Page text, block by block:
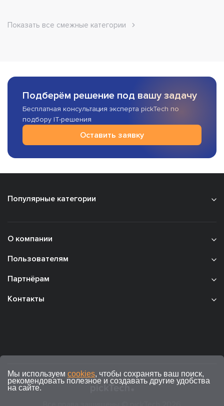
Показать все смежные категории
Подберём решение под вашу задачу
Бесплатная консультация эксперта pickTech по
подбору IT-решения
Оставить заявку
Популярные категории
О компании
Пользователям
Партнёрам
Контакты
Мы используем cookies, чтобы сохранять ваш поиск,
рекомендовать полезное и создавать другие удобства
на сайте.